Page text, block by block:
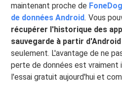
maintenant proche de
de données Android.Vous
récupérer l'historique des
sauvegarde à partir d'Android
seulement. L'avantage de ne
perte de données est vraiment
l'essai gratuit aujourd'hui et